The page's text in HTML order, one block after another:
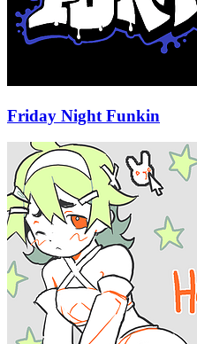
Friday Night Funkin